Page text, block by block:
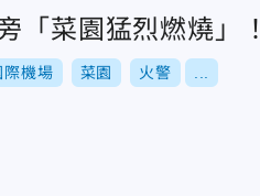
「菜園猛烈燃燒」
際機場 菜園 火警